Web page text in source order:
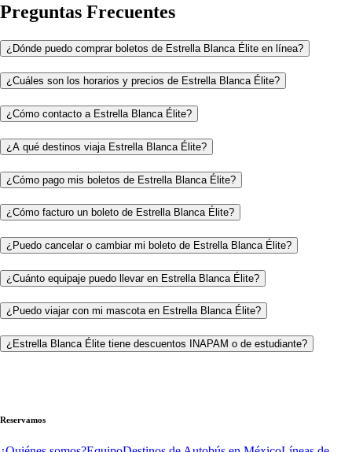
Preguntas Frecuentes
¿Dónde puedo comprar boletos de Estrella Blanca Élite en línea?
¿Cuáles son los horarios y precios de Estrella Blanca Élite?
¿Cómo contacto a Estrella Blanca Élite?
¿A qué destinos viaja Estrella Blanca Élite?
¿Cómo pago mis boletos de Estrella Blanca Élite?
¿Cómo facturo un boleto de Estrella Blanca Élite?
¿Puedo cancelar o cambiar mi boleto de Estrella Blanca Élite?
¿Cuánto equipaje puedo llevar en Estrella Blanca Élite?
¿Puedo viajar con mi mascota en Estrella Blanca Élite?
¿Estrella Blanca Élite tiene descuentos INAPAM o de estudiante?
Reservamos